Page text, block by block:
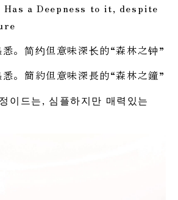
a Deepness to it, despite
。简约但意味深长的“森林之钟”
。簡約但意味深長的“森林之鐘”
이드는, 심플하지만 매력있는